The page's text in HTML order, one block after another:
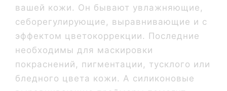
вашей кожи. Он бывают увлажняющие,
себорегулирующие, выравнивающие и с
эффектом цветокоррекции. Последние
необходимы для маскировки
покраснений, пигментации, тусклого или
бледного цвета кожи. А силиконовые